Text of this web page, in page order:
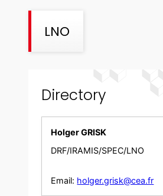
LNO
Directory
Holger GRISK
DRF/IRAMIS/SPEC/LNO
Email: holger.grisk@cea.fr